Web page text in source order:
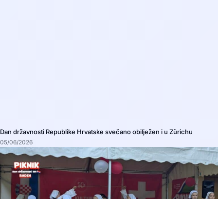
Dan državnosti Republike Hrvatske svečano obilježen i u Zürichu
05/06/2026